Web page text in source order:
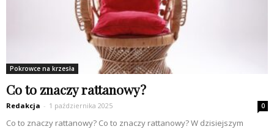
Pokrowce na krzesła
Co to znaczy rattanowy?
Redakcja - 1 października 2025 0
Co to znaczy rattanowy? Co to znaczy rattanowy? W dzisiejszym